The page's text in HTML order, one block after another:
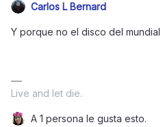
Carlos L Bernard
Y porque no el disco del mundial
Live and let die.
A 1 persona le gusta esto.